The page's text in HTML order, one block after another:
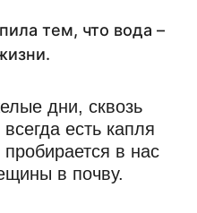
тем, что вода –
дни, сквозь
есть капля
в нас
в почву.